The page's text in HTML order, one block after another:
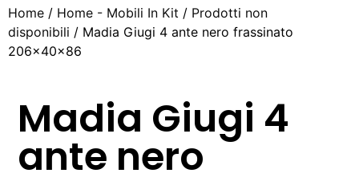
Home / Home - Mobili In Kit / Prodotti non
disponibili / Madia Giugi 4 ante nero frassinato
206x40x86
Madia Giugi 4
ante nero